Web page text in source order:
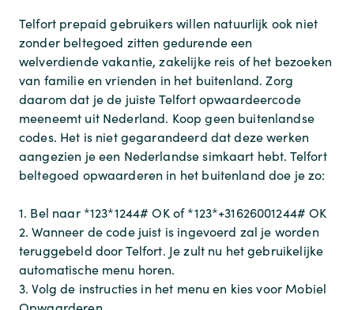
Telfort prepaid gebruikers willen natuurlijk ook niet
zonder beltegoed zitten gedurende een
welverdiende vakantie, zakelijke reis of het bezoeken
van familie en vrienden in het buitenland. Zorg
daarom dat je de juiste Telfort opwaardeercode
meeneemt uit Nederland. Koop geen buitenlandse
codes. Het is niet gegarandeerd dat deze werken
aangezien je een Nederlandse simkaart hebt. Telfort
beltegoed opwaarderen in het buitenland doe je zo:
1. Bel naar *123*1244# OK of *123*+31626001244# OK
2. Wanneer de code juist is ingevoerd zal je worden
teruggebeld door Telfort. Je zult nu het gebruikelijke
automatische menu horen.
3. Volg de instructies in het menu en kies voor Mobiel